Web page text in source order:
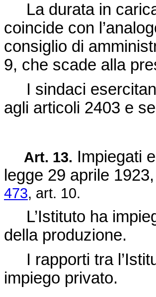
La durata in
coincide con
consiglio di
9, che scade alla
I sindaci
agli articoli 2403 e
Art. 13. Impiegati
legge 29 aprile
473, art. 10.
L’Istituto ha
della produzione.
I rapporti tra
impiego privato.